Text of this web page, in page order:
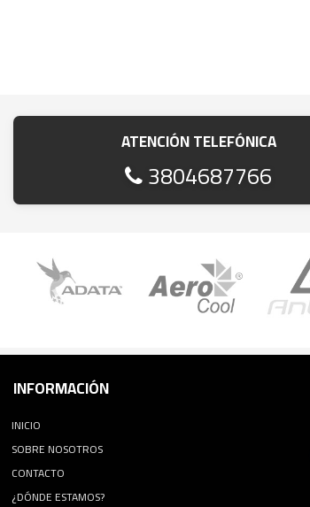
ATENCIÓN TELEFÓNICA
3804687766
INFORMACIÓN
INICIO
SOBRE NOSOTROS
CONTACTO
¿DÓNDE ESTAMOS?